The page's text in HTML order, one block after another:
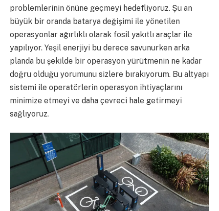
problemlerinin önüne geçmeyi hedefliyoruz. Şu an
büyük bir oranda batarya değişimi ile yönetilen
operasyonlar ağırlıklı olarak fosil yakıtlı araçlar ile
yapılıyor. Yeşil enerjiyi bu derece savunurken arka
planda bu şekilde bir operasyon yürütmenin ne kadar
doğru olduğu yorumunu sizlere bırakıyorum. Bu altyapı
sistemi ile operatörlerin operasyon ihtiyaçlarını
minimize etmeyi ve daha çevreci hale getirmeyi
sağlıyoruz.